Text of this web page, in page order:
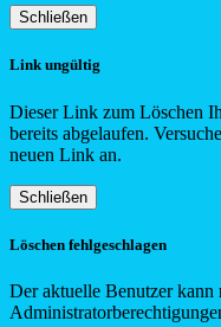
Schließen
Link ungültig
Dieser Link zum Löschen
bereits abgelaufen.
neuen Link an.
Schließen
Löschen fehlgeschlagen
Der aktuelle Benutzer kann